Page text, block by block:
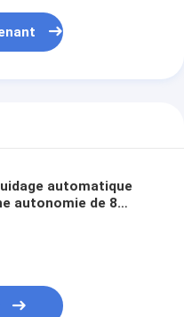
automatique
autonomie de 8